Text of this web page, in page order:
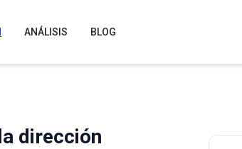
ANÁLISIS BLOG
dirección